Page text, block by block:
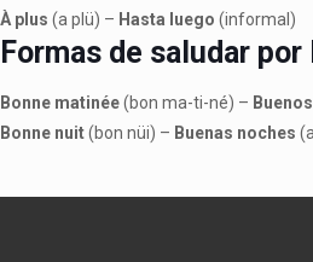
À plus (a plü) – Hasta luego (informal)
Formas de saludar
Bonne matinée(bon ma-ti-né) –
Bonne nuit(bon nüi) – Buenas noches